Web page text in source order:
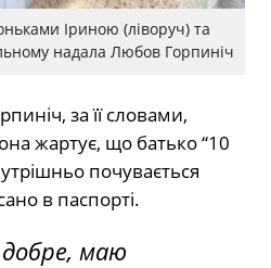
Іриною (ліворуч) та
надала Любов Горпиніч
за її словами,
жартує, що батько “10
почувається
в паспорті.
маю